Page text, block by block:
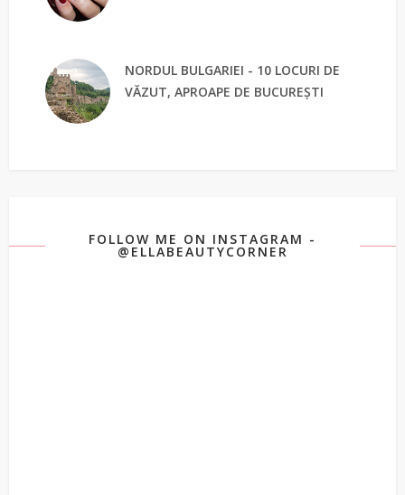
NORDUL BULGARIEI - 10 LOCURI DE
VĂZUT, APROAPE DE BUCUREȘTI
FOLLOW ME ON INSTAGRAM -
@ELLABEAUTYCORNER